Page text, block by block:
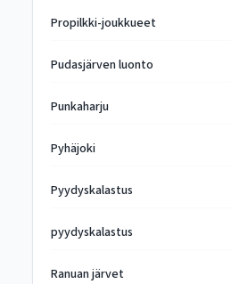
Propilkki-joukkueet
Pudasjärven luonto
Punkaharju
Pyhäjoki
Pyydyskalastus
pyydyskalastus
Ranuan järvet